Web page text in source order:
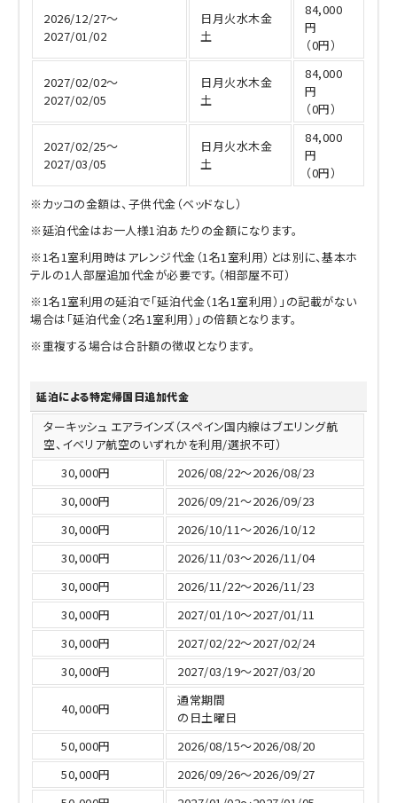
2026/12/27～
2027/01/02
日月火水木金
土
84,000
円
（0円）
2027/02/02～
2027/02/05
日月火水木金
土
84,000
円
（0円）
2027/02/25～
2027/03/05
日月火水木金
土
84,000
円
（0円）
※カッコの金額は、子供代金（ベッドなし）
※延泊代金はお一人様1泊あたりの金額になります。
※1名1室利用時はアレンジ代金（1名1室利用）とは別に、基本ホ
テルの1人部屋追加代金が必要です。（相部屋不可）
※1名1室利用の延泊で「延泊代金（1名1室利用）」の記載がない
場合は「延泊代金（2名1室利用）」の倍額となります。
※重複する場合は合計額の徴収となります。
延泊による特定帰国日追加代金
ターキッシュ エアラインズ（スペイン国内線はブエリング航
空、イベリア航空のいずれかを利用/選択不可）
30,000円
2026/08/22～2026/08/23
30,000円
2026/09/21～2026/09/23
30,000円
2026/10/11～2026/10/12
30,000円
2026/11/03～2026/11/04
30,000円
2026/11/22～2026/11/23
30,000円
2027/01/10～2027/01/11
30,000円
2027/02/22～2027/02/24
30,000円
2027/03/19～2027/03/20
40,000円
通常期間
の日土曜日
50,000円
2026/08/15～2026/08/20
50,000円
2026/09/26～2026/09/27